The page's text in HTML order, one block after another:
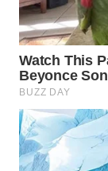
WAHANA
PERSONA
WAHANA
OTOMOTIF
WAHANA
HEALTH